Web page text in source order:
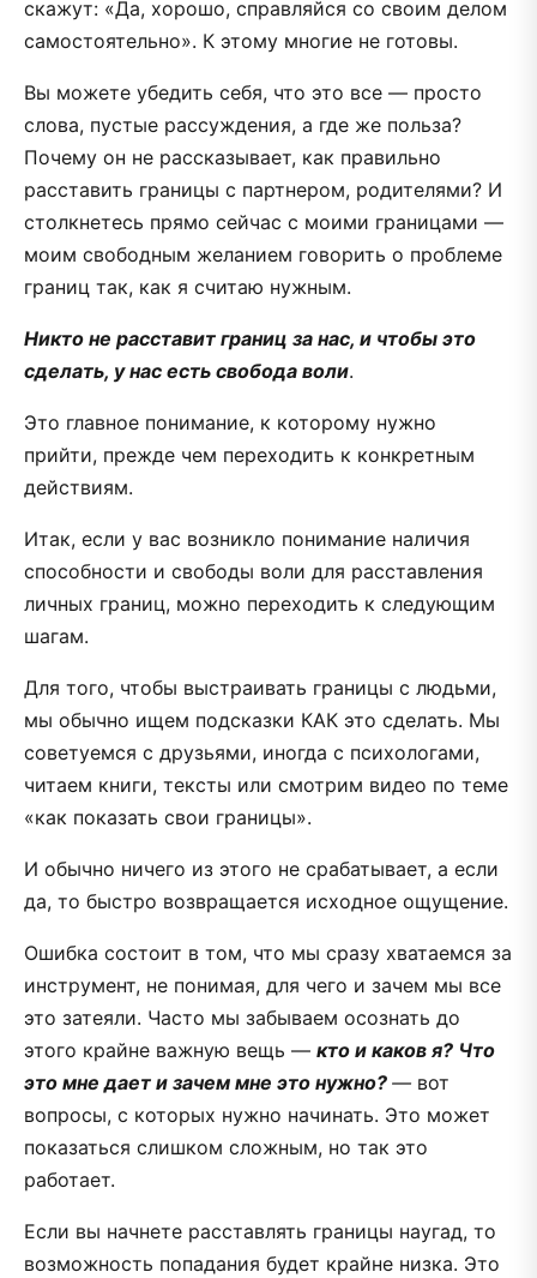
скажут: «Да, хорошо, справляйся со своим делом
самостоятельно». К этому многие не готовы.
Вы можете убедить себя, что это все — просто
слова, пустые рассуждения, а где же польза?
Почему он не рассказывает, как правильно
расставить границы с партнером, родителями? И
столкнетесь прямо сейчас с моими границами —
моим свободным желанием говорить о проблеме
границ так, как я считаю нужным.
Никто не расставит границ за нас, и чтобы это
сделать, у нас есть свобода воли.
Это главное понимание, к которому нужно
прийти, прежде чем переходить к конкретным
действиям.
Итак, если у вас возникло понимание наличия
способности и свободы воли для расставления
личных границ, можно переходить к следующим
шагам.
Для того, чтобы выстраивать границы с людьми,
мы обычно ищем подсказки КАК это сделать. Мы
советуемся с друзьями, иногда с психологами,
читаем книги, тексты или смотрим видео по теме
«как показать свои границы».
И обычно ничего из этого не срабатывает, а если
да, то быстро возвращается исходное ощущение.
Ошибка состоит в том, что мы сразу хватаемся за
инструмент, не понимая, для чего и зачем мы все
это затеяли. Часто мы забываем осознать до
этого крайне важную вещь — кто и каков я? Что
это мне дает и зачем мне это нужно? — вот
вопросы, с которых нужно начинать. Это может
показаться слишком сложным, но так это
работает.
Если вы начнете расставлять границы наугад, то
возможность попадания будет крайне низка. Это